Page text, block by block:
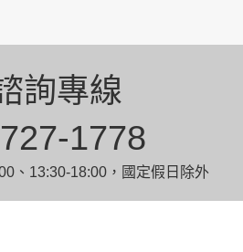
詢專線
1778
、13:30-18:00，國定假日除外